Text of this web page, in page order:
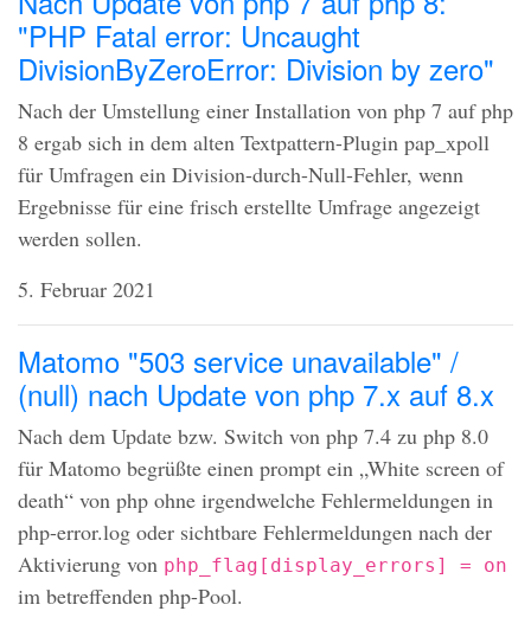
"PHP Fatal error: Uncaught
DivisionByZeroError: Division by zero"
Nach der Umstellung einer Installation von php 7 auf php
8 ergab sich in dem alten Textpattern-Plugin pap_xpoll
für Umfragen ein Division-durch-Null-Fehler, wenn
Ergebnisse für eine frisch erstellte Umfrage angezeigt
werden sollen.
5. Februar 2021
Matomo "503 service unavailable" /
(null) nach Update von php 7.x auf 8.x
Nach dem Update bzw. Switch von php 7.4 zu php 8.0
für Matomo begrüßte einen prompt ein „White screen of
death“ von php ohne irgendwelche Fehlermeldungen in
php-error.log oder sichtbare Fehlermeldungen nach der
Aktivierung von php_flag[display_errors] = on
im betreffenden php-Pool.